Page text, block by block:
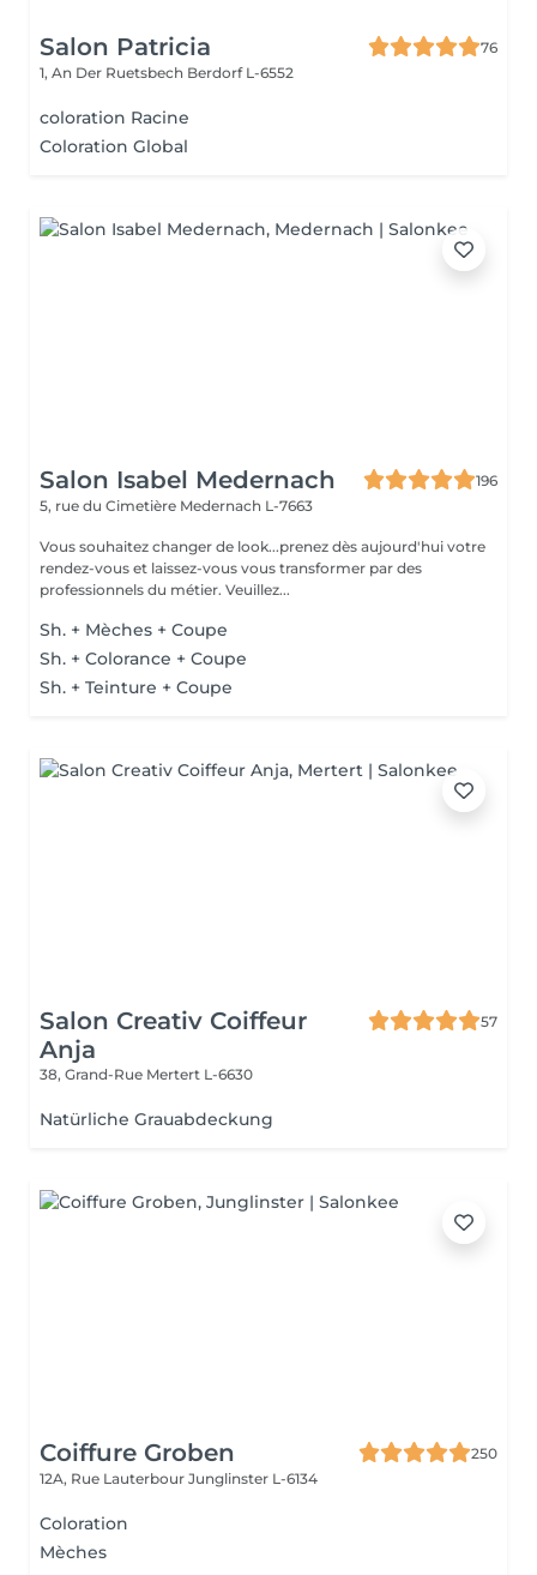
Salon Patricia
76
1, An Der Ruetsbech Berdorf L-6552
coloration Racine
Coloration Global
Salon Isabel Medernach
196
5, rue du Cimetière Medernach L-7663
Vous souhaitez changer de look...prenez dès aujourd'hui votre
rendez-vous et laissez-vous vous transformer par des
professionnels du métier. Veuillez...
Sh. + Mèches + Coupe
Sh. + Colorance + Coupe
Sh. + Teinture + Coupe
Salon Creativ Coiffeur
Anja
57
38, Grand-Rue Mertert L-6630
Natürliche Grauabdeckung
Coiffure Groben
250
12A, Rue Lauterbour Junglinster L-6134
Coloration
Mèches